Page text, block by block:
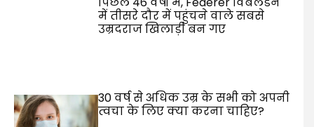
में तीसरे दौर में पहुंचने वाले सबसे
उम्रदराज खिलाड़ी बन गए
30 वर्ष से अधिक उम्र के सभी को अपनी
त्वचा के लिए क्या करना चाहिए?